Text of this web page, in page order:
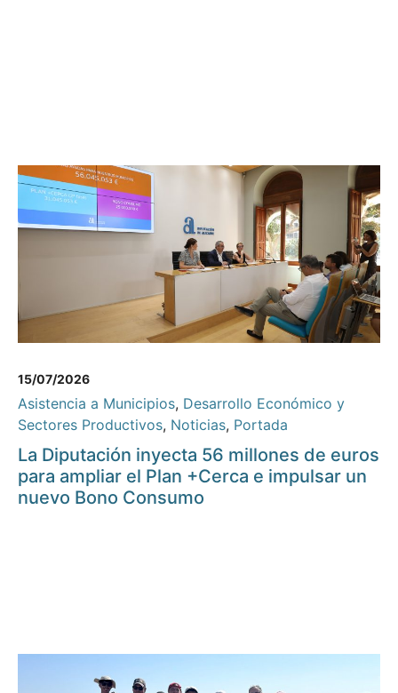
15/07/2026
Asistencia a Municipios, Desarrollo Económico y
Sectores Productivos, Noticias, Portada
La Diputación inyecta 56 millones de euros
para ampliar el Plan +Cerca e impulsar un
nuevo Bono Consumo